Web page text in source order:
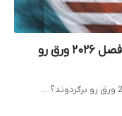
چطور بدترین تیم فرمول یک ۲۰۲۵، در فصل ۲۰۲۶ ورق رو